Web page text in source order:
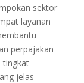
sektor
layanan
perpajakan
tingkat
jelas